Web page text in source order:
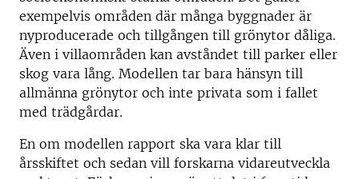
exempelvis områden där många byggnader är
nyproducerade och tillgången till grönytor dåliga.
Även i villaområden kan avståndet till parker eller
skog vara lång. Modellen tar bara hänsyn till
allmänna grönytor och inte privata som i fallet
med trädgårdar.
En om modellen rapport ska vara klar till
årsskiftet och sedan vill forskarna vidareutveckla